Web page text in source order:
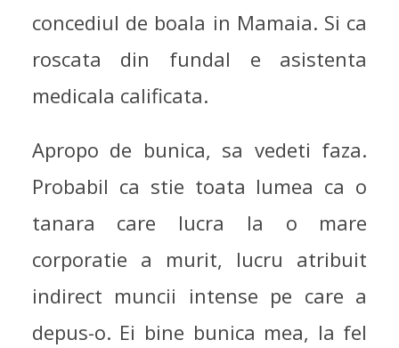
concediul de boala in Mamaia. Si ca
roscata din fundal e asistenta
medicala calificata.
Apropo de bunica, sa vedeti faza.
Probabil ca stie toata lumea ca o
tanara care lucra la o mare
corporatie a murit, lucru atribuit
indirect muncii intense pe care a
depus-o. Ei bine bunica mea, la fel